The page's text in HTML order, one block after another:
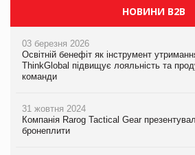
НОВИНИ B2B
03 березня 2026
Освітній бенефіт як інструмент
ThinkGlobal підвищує лояльність та
команди
31 жовтня 2024
Компанія Rarog Tactical Gear
бронеплити